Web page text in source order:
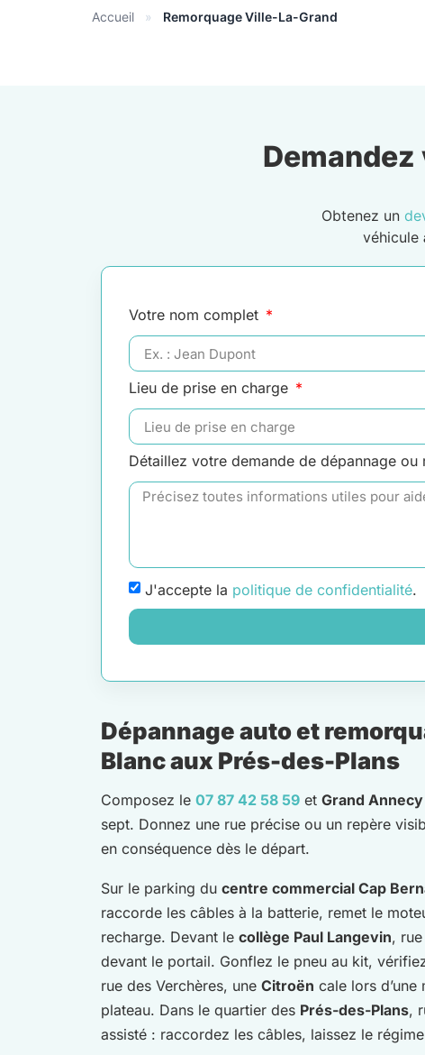
Accueil » Remorquage Ville-La-Grand
Demandez
Obtenez un
véhicule
Votre nom complet
Lieu de prise en charge
Détaillez votre demande de dépannage ou
J'accepte la politique de confidentialité.
Dépannage auto et
Blanc aux Prés-des-Plans
Composez le 07 87 42 58 59 et Grand
sept. Donnez une rue précise ou un repère
en conséquence dès le départ.
Sur le parking du centre commercial Cap
raccorde les câbles à la batterie, remet le
recharge. Devant le collège Paul Langevin,
devant le portail. Gonflez le pneu au kit,
rue des Verchères, une Citroën cale lors
plateau. Dans le quartier des Prés-des-Plans,
assisté : raccordez les câbles, laissez le